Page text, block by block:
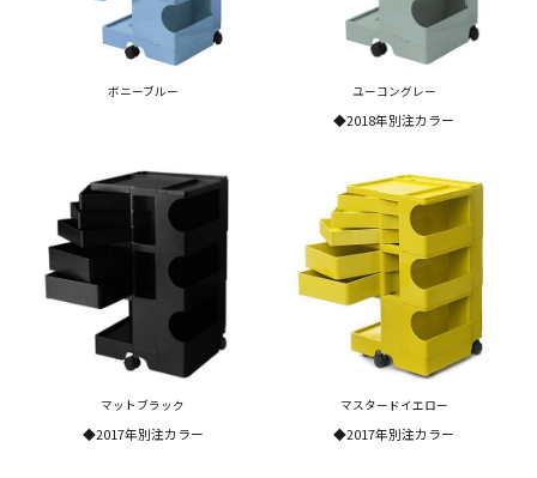
ボニーブルー ユーコングレー
◆2018年別注カラー
マットブラック
◆2017年別注カラー
マスタードイエロー
◆2017年別注カラー